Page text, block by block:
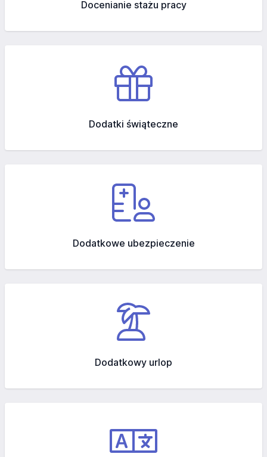
Docenianie stażu pracy
Dodatki świąteczne
Dodatkowe ubezpieczenie
Dodatkowy urlop